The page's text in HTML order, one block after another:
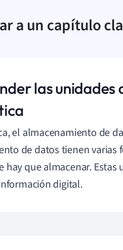
a un capítulo
las
el almacenamiento de
de datos tienen
hay que almacenar.
digital.